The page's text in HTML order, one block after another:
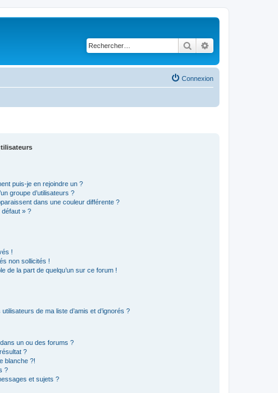
Rechercher
Connexion
puis-je en rejoindre un ?
groupe d’utilisateurs ?
dans une couleur différente ?
défaut » ?
!
non sollicités !
de la part de quelqu’un sur ce forum !
de ma liste d’amis et d’ignorés ?
un ou des forums ?
?
blanche ?!
?
et sujets ?